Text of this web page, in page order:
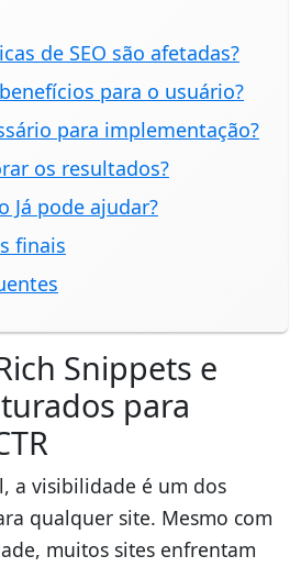
de SEO são afetadas?
para o usuário?
para implementação?
os resultados?
Já pode ajudar?
finais
Snippets e
para
a visibilidade é um dos
qualquer site. Mesmo com
muitos sites enfrentam